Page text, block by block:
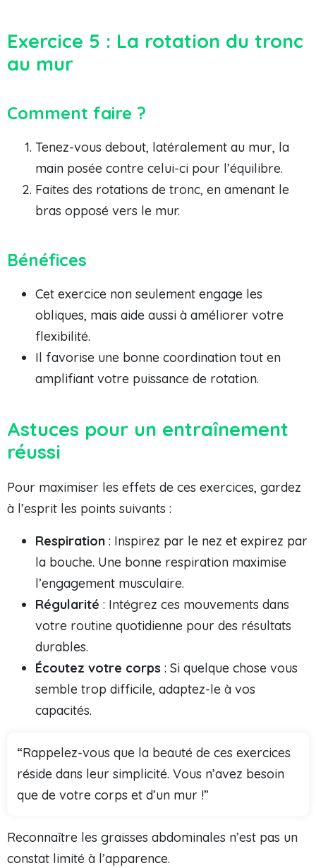
Exercice 5 : La rotation du tronc
au mur
Comment faire ?
Tenez-vous debout, latéralement au mur, la
main posée contre celui-ci pour l’équilibre.
Faites des rotations de tronc, en amenant le
bras opposé vers le mur.
Bénéfices
Cet exercice non seulement engage les
obliques, mais aide aussi à améliorer votre
flexibilité.
Il favorise une bonne coordination tout en
amplifiant votre puissance de rotation.
Astuces pour un entraînement
réussi
Pour maximiser les effets de ces exercices, gardez
à l’esprit les points suivants :
Respiration : Inspirez par le nez et expirez par
la bouche. Une bonne respiration maximise
l’engagement musculaire.
Régularité : Intégrez ces mouvements dans
votre routine quotidienne pour des résultats
durables.
Écoutez votre corps : Si quelque chose vous
semble trop difficile, adaptez-le à vos
capacités.
“Rappelez-vous que la beauté de ces exercices
réside dans leur simplicité. Vous n’avez besoin
que de votre corps et d’un mur !”
Reconnaître les graisses abdominales n’est pas un
constat limité à l’apparence.